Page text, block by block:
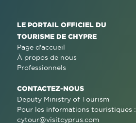
LE PORTAIL OFFICIEL DU
TOURISME DE CHYPRE
Page d'accueil
À propos de nous
Professionnels
CONTACTEZ-NOUS
Deputy Ministry of Tourism
Pour les informations touristiques :
cytour@visitcyprus.com